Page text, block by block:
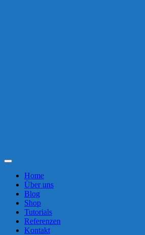
Toggle
NavigationHome
Über uns
Blog
Shop
Tutorials
Referenzen
Kontakt